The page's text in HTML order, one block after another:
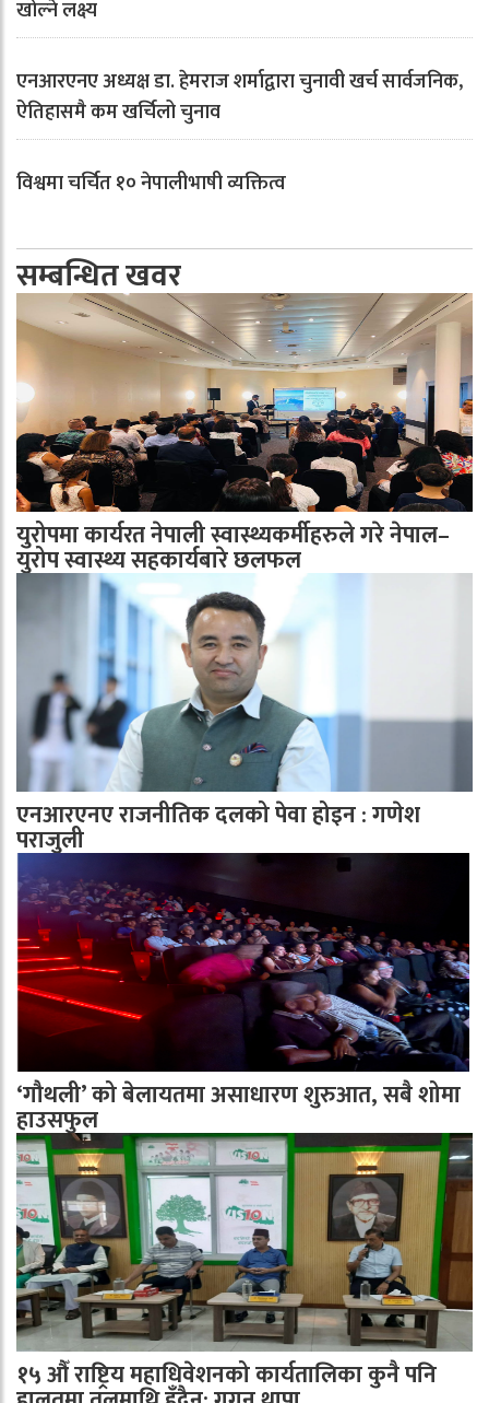
खोल्ने लक्ष्य
एनआरएनए अध्यक्ष डा. हेमराज शर्माद्वारा चुनावी खर्च सार्वजनिक,
ऐतिहासमै कम खर्चिलो चुनाव
विश्वमा चर्चित १० नेपालीभाषी व्यक्तित्व
सम्बन्धित खवर
युरोपमा कार्यरत नेपाली स्वास्थ्यकर्मीहरुले गरे नेपाल–
युरोप स्वास्थ्य सहकार्यबारे छलफल
एनआरएनए राजनीतिक दलको पेवा होइन : गणेश
पराजुली
‘गौथली’ को बेलायतमा असाधारण शुरुआत, सबै शोमा
हाउसफुल
१५ औँ राष्ट्रिय महाधिवेशनको कार्यतालिका कुनै पनि